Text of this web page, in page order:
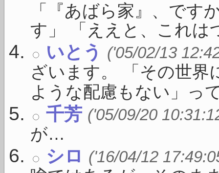
「『あばら家』、です
す」 「ええと、これは
いとう ('05/02/13
ざいます。 「その世界
ような配慮もない」っ
千芳 ('05/09/20
が…
シロ ('16/04/12